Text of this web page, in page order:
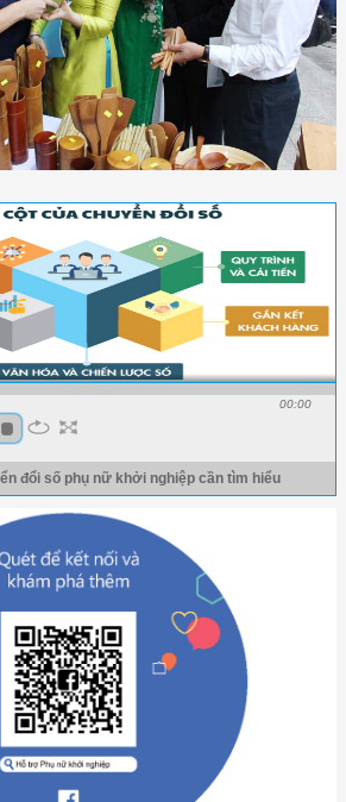
00:00
đổi số phụ nữ khởi nghiệp cần tìm hiểu